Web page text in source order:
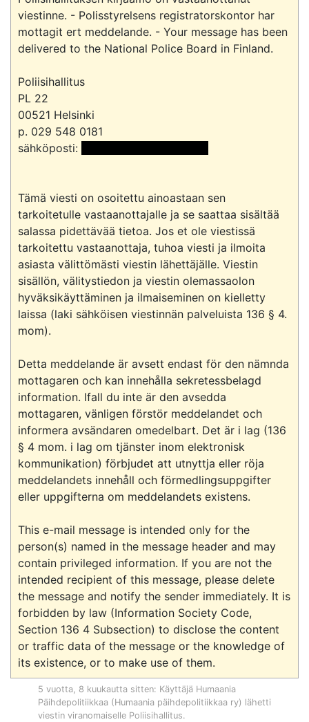
viestinne. - Polisstyrelsens registratorskontor har
mottagit ert meddelande. - Your message has been
delivered to the National Police Board in Finland.
Poliisihallitus
PL 22
00521 Helsinki
p. 029 548 0181
sähköposti:
Tämä viesti on osoitettu ainoastaan sen
tarkoitetulle vastaanottajalle ja se saattaa sisältää
salassa pidettävää tietoa. Jos et ole viestissä
tarkoitettu vastaanottaja, tuhoa viesti ja ilmoita
asiasta välittömästi viestin lähettäjälle. Viestin
sisällön, välitystiedon ja viestin olemassaolon
hyväksikäyttäminen ja ilmaiseminen on kielletty
laissa (laki sähköisen viestinnän palveluista 136 § 4.
mom).
Detta meddelande är avsett endast för den nämnda
mottagaren och kan innehålla sekretessbelagd
information. Ifall du inte är den avsedda
mottagaren, vänligen förstör meddelandet och
informera avsändaren omedelbart. Det är i lag (136
§ 4 mom. i lag om tjänster inom elektronisk
kommunikation) förbjudet att utnyttja eller röja
meddelandets innehåll och förmedlingsuppgifter
eller uppgifterna om meddelandets existens.
This e-mail message is intended only for the
person(s) named in the message header and may
contain privileged information. If you are not the
intended recipient of this message, please delete
the message and notify the sender immediately. It is
forbidden by law (Information Society Code,
Section 136 4 Subsection) to disclose the content
or traffic data of the message or the knowledge of
5 vuotta, 8 kuukautta sitten: Käyttäjä Humaania
Päihdepolitiikkaa (Humaania päihdepolitiikkaa ry) lähetti
viestin viranomaiselle Poliisihallitus.